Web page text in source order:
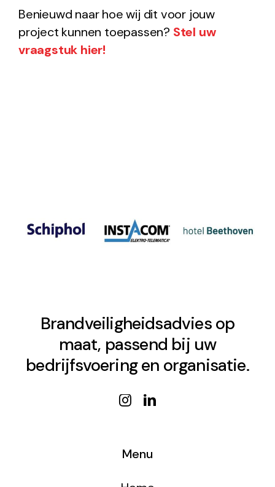
Benieuwd naar hoe wij dit voor jouw
project kunnen toepassen? Stel uw
vraagstuk hier!
Brandveiligheidsadvies op
maat, passend bij uw
bedrijfsvoering en organisatie.
Menu